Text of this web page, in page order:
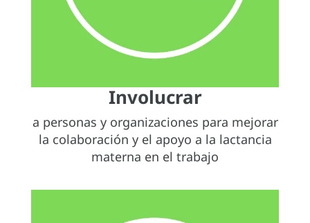
Involucrar
a personas y organizaciones para mejorar
la colaboración y el apoyo a la lactancia
materna en el trabajo